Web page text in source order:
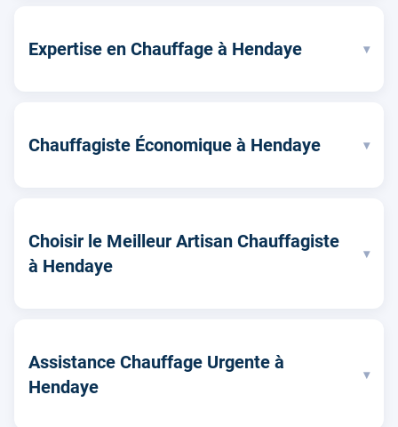
Expertise en Chauffage à Hendaye ▾
Chauffagiste Économique à Hendaye ▾
Choisir le Meilleur Artisan Chauffagiste
à Hendaye
▾
Assistance Chauffage Urgente à
Hendaye
▾